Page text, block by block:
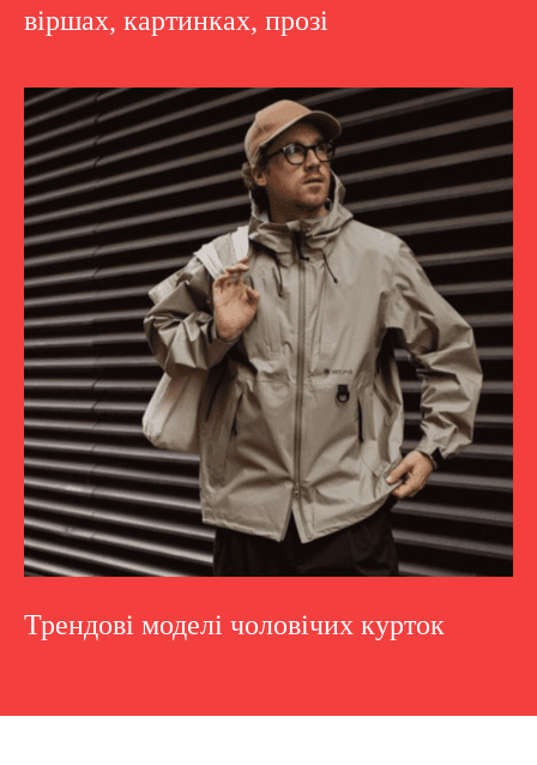
віршах, картинках, прозі
Трендові моделі чоловічих курток